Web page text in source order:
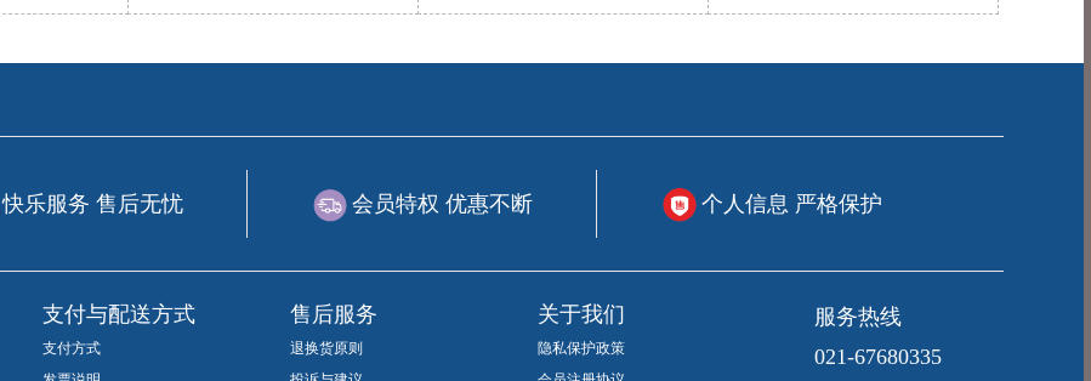
快乐服务 售后无忧 会员特权 优惠不断 个人信息 严格保护
支付与配送方式
支付方式
售后服务
退换货原则
关于我们
隐私保护政策
服务热线
021-67680335